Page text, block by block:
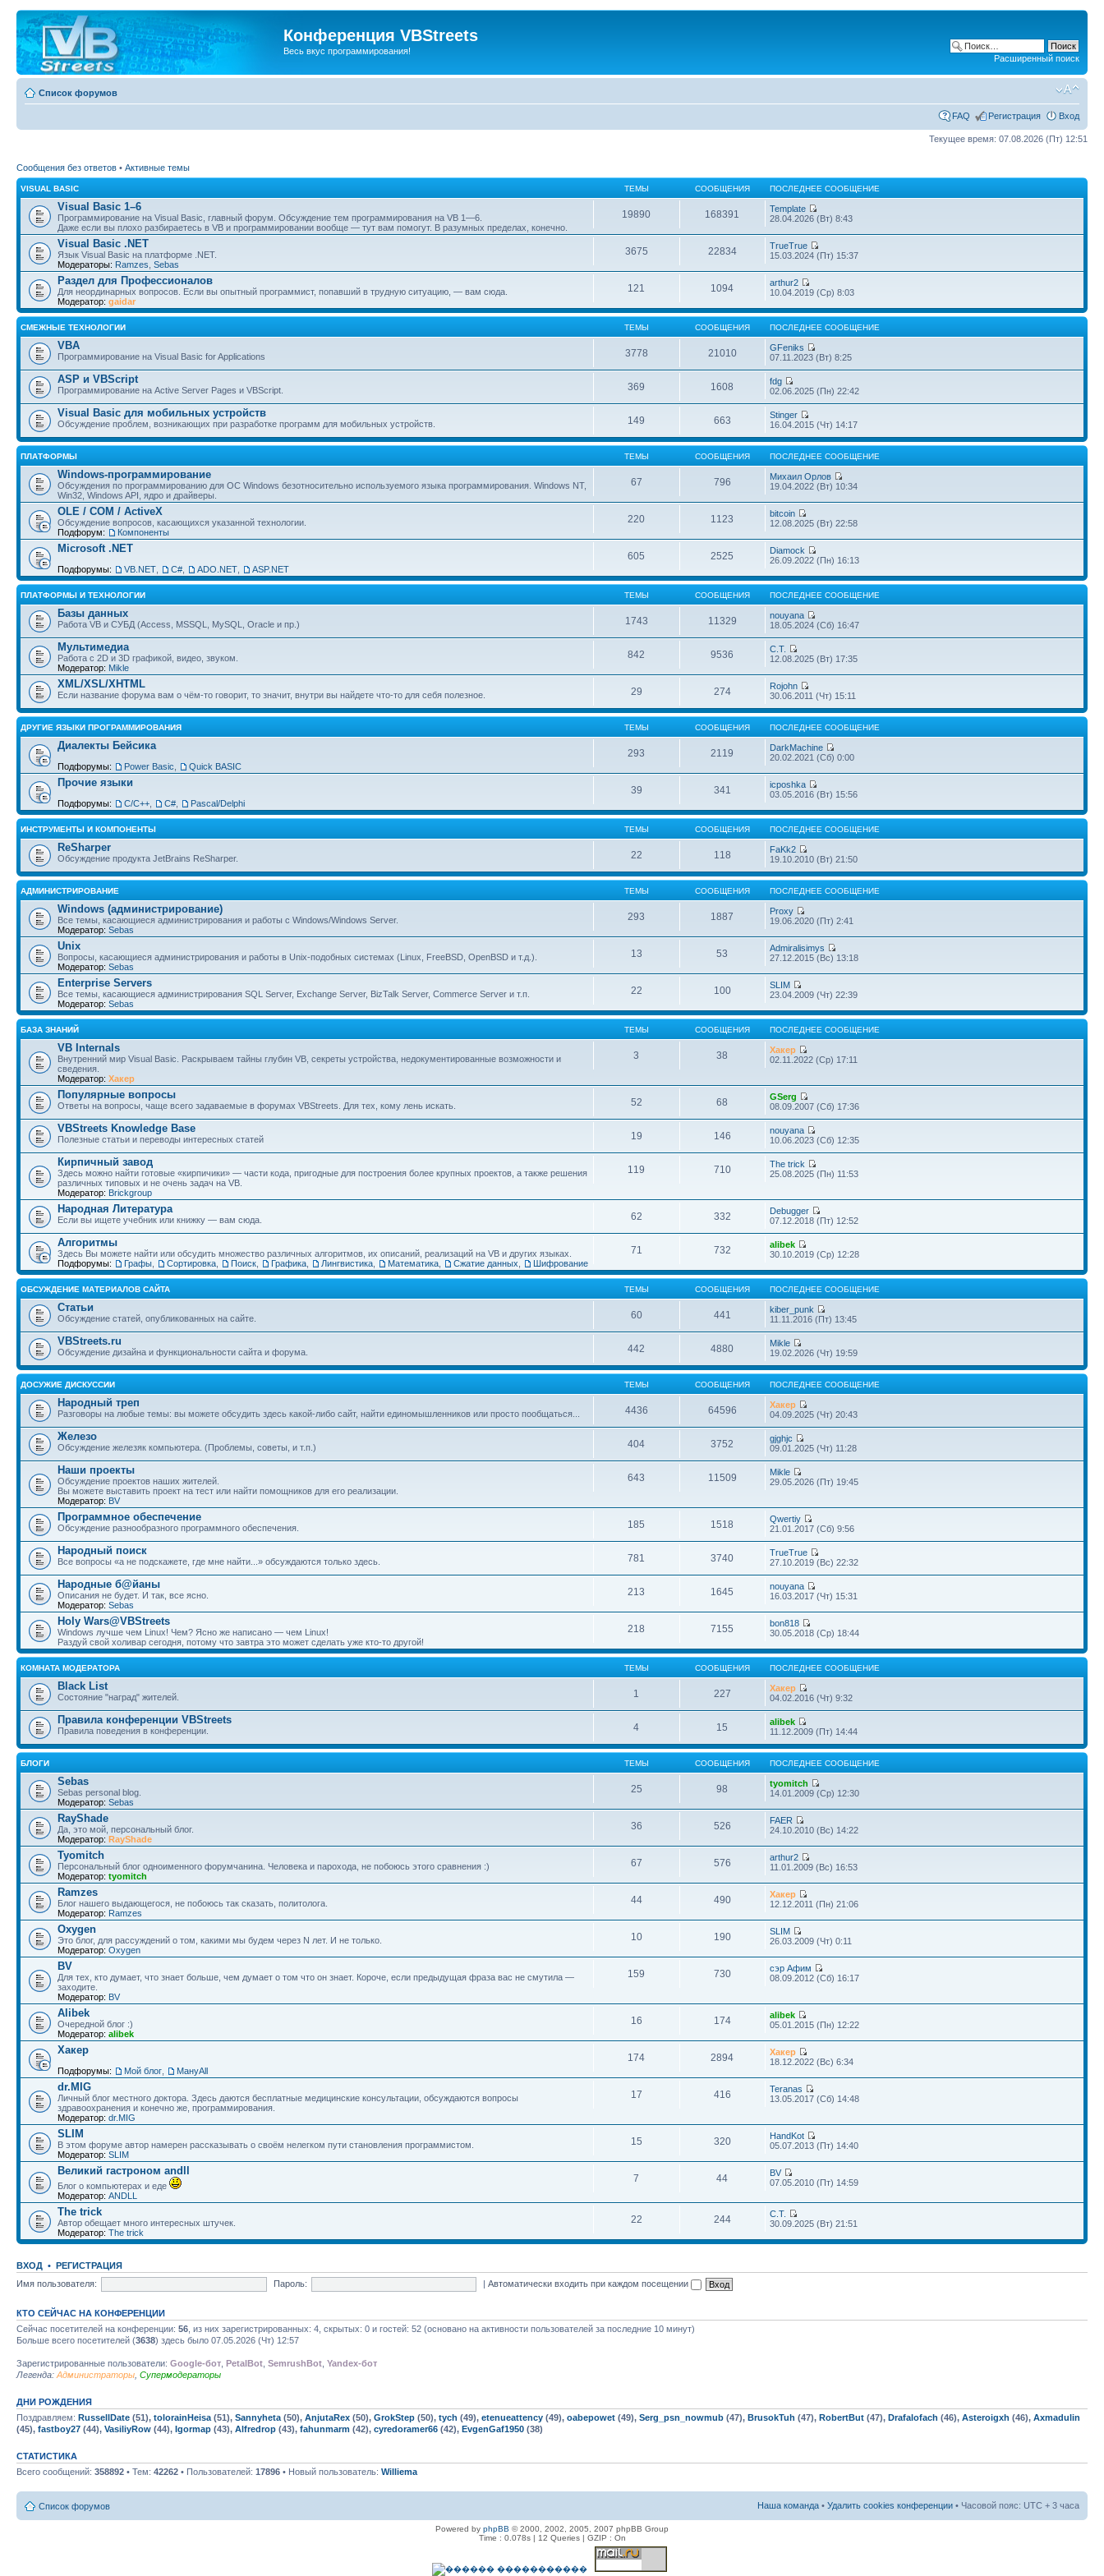
Конференция VBStreets
Весь вкус программирования!
Расширенный поиск
Список форумов
FAQ Регистрация Вход
Текущее время: 07.08.2026 (Пт) 12:51
Сообщения без ответов • Активные темы
VISUAL BASIC ТЕМЫ СООБЩЕНИЯ ПОСЛЕДНЕЕ СООБЩЕНИЕ
Visual Basic 1–6
Программирование на Visual Basic, главный форум. Обсуждение тем программирования на VB 1—6.
Даже если вы плохо разбираетесь в VB и программировании вообще — тут вам помогут. В разумных пределах, конечно.
19890 168391
Template
28.04.2026 (Вт) 8:43
Visual Basic .NET
Язык Visual Basic на платформе .NET.
Модераторы: Ramzes Sebas
3675 22834
TrueTrue
15.03.2024 (Пт) 15:37
Раздел для Профессионалов
Для неординарных вопросов. Если вы опытный программист, попавший в трудную ситуацию, — вам сюда.
Модератор: gaidar
121 1094
arthur2
10.04.2019 (Ср) 8:03
СМЕЖНЫЕ ТЕХНОЛОГИИ ТЕМЫ СООБЩЕНИЯ ПОСЛЕДНЕЕ СООБЩЕНИЕ
VBA
Программирование на Visual Basic for Applications 3778 21010
GFeniks
07.11.2023 (Вт) 8:25
ASP и VBScript
Программирование на Active Server Pages и VBScript. 369 1608
fdg
02.06.2025 (Пн) 22:42
Visual Basic для мобильных устройств
Обсуждение проблем, возникающих при разработке программ для мобильных устройств. 149 663
Stinger
16.04.2015 (Чт) 14:17
ПЛАТФОРМЫ ТЕМЫ СООБЩЕНИЯ ПОСЛЕДНЕЕ СООБЩЕНИЕ
Windows-программирование
Обсуждения по программированию для ОС Windows безотносительно используемого языка программирования. Windows NT,
Win32, Windows API, ядро и драйверы.
67 796
Михаил Орлов
19.04.2022 (Вт) 10:34
OLE / COM / ActiveX
Обсуждение вопросов, касающихся указанной технологии.
Подфорум:
Компоненты
220 1123
bitcoin
12.08.2025 (Вт) 22:58
Microsoft .NET
Подфорумы: VB.NET C# ADO.NET ASP.NET
605 2525
Diamock
26.09.2022 (Пн) 16:13
ПЛАТФОРМЫ И ТЕХНОЛОГИИ ТЕМЫ СООБЩЕНИЯ ПОСЛЕДНЕЕ СООБЩЕНИЕ
Базы данных
Работа VB и СУБД (Access, MSSQL, MySQL, Oracle и пр.) 1743 11329
nouyana
18.05.2024 (Сб) 16:47
Мультимедиа
Работа с 2D и 3D графикой, видео, звуком.
Модератор: Mikle
842 9536
С.Т.
12.08.2025 (Вт) 17:35
XML/XSL/XHTML
Если название форума вам о чём-то говорит, то значит, внутри вы найдете что-то для себя полезное. 29 274
Rojohn
30.06.2011 (Чт) 15:11
ДРУГИЕ ЯЗЫКИ ПРОГРАММИРОВАНИЯ ТЕМЫ СООБЩЕНИЯ ПОСЛЕДНЕЕ СООБЩЕНИЕ
Диалекты Бейсика
Подфорумы: Power Basic Quick BASIC
293 2119
DarkMachine
20.02.2021 (Сб) 0:00
Прочие языки
Подфорумы: С/С++ C# Pascal/Delphi
39 341
icposhka
03.05.2016 (Вт) 15:56
ИНСТРУМЕНТЫ И КОМПОНЕНТЫ ТЕМЫ СООБЩЕНИЯ ПОСЛЕДНЕЕ СООБЩЕНИЕ
ReSharper
Обсуждение продукта JetBrains ReSharper. 22 118
FaKk2
19.10.2010 (Вт) 21:50
АДМИНИСТРИРОВАНИЕ ТЕМЫ СООБЩЕНИЯ ПОСЛЕДНЕЕ СООБЩЕНИЕ
Windows (администрирование)
Все темы, касающиеся администрирования и работы с Windows/Windows Server.
Модератор: Sebas
293 1887
Proxy
19.06.2020 (Пт) 2:41
Unix
Вопросы, касающиеся администрирования и работы в Unix-подобных системах (Linux, FreeBSD, OpenBSD и т.д.).
Модератор: Sebas
13 53
Admiralisimys
27.12.2015 (Вс) 13:18
Enterprise Servers
Все темы, касающиеся администрирования SQL Server, Exchange Server, BizTalk Server, Commerce Server и т.п.
Модератор: Sebas
22 100
SLIM
23.04.2009 (Чт) 22:39
БАЗА ЗНАНИЙ ТЕМЫ СООБЩЕНИЯ ПОСЛЕДНЕЕ СООБЩЕНИЕ
VB Internals
Внутренний мир Visual Basic. Раскрываем тайны глубин VB, секреты устройства, недокументированные возможности и
сведения.
Модератор: Хакер
3 38
Хакер
02.11.2022 (Ср) 17:11
Популярные вопросы
Ответы на вопросы, чаще всего задаваемые в форумах VBStreets. Для тех, кому лень искать. 52 68
GSerg
08.09.2007 (Сб) 17:36
VBStreets Knowledge Base
Полезные статьи и переводы интересных статей 19 146
nouyana
10.06.2023 (Сб) 12:35
Кирпичный завод
Здесь можно найти готовые «кирпичики» — части кода, пригодные для построения более крупных проектов, а также решения
различных типовых и не очень задач на VB.
Модератор: Brickgroup
119 710
The trick
25.08.2025 (Пн) 11:53
Народная Литература
Если вы ищете учебник или книжку — вам сюда. 62 332
Debugger
07.12.2018 (Пт) 12:52
Алгоритмы
Здесь Вы можете найти или обсудить множество различных алгоритмов, их описаний, реализаций на VB и других языках.
Подфорумы:
Графы Сортировка Поиск Графика Лингвистика Математика Сжатие данных Шифрование
71 732
alibek
30.10.2019 (Ср) 12:28
ОБСУЖДЕНИЕ МАТЕРИАЛОВ САЙТА ТЕМЫ СООБЩЕНИЯ ПОСЛЕДНЕЕ СООБЩЕНИЕ
Статьи
Обсуждение статей, опубликованных на сайте. 60 441
kiber_punk
11.11.2016 (Пт) 13:45
VBStreets.ru
Обсуждение дизайна и функциональности сайта и форума. 442 4880
Mikle
19.02.2026 (Чт) 19:59
ДОСУЖИЕ ДИСКУССИИ ТЕМЫ СООБЩЕНИЯ ПОСЛЕДНЕЕ СООБЩЕНИЕ
Народный треп
Разговоры на любые темы: вы можете обсудить здесь какой-либо сайт, найти единомышленников или просто пообщаться... 4436 64596
Хакер
04.09.2025 (Чт) 20:43
Железо
Обсуждение железяк компьютера. (Проблемы, советы, и т.п.) 404 3752
gjghjc
09.01.2025 (Чт) 11:28
Наши проекты
Обсуждение проектов наших жителей.
Вы можете выставить проект на тест или найти помощников для его реализации.
Модератор: BV
643 11509
Mikle
29.05.2026 (Пт) 19:45
Программное обеспечение
Обсуждение разнообразного программного обеспечения. 185 1518
Qwertiy
21.01.2017 (Сб) 9:56
Народный поиск
Все вопросы «а не подскажете, где мне найти...» обсуждаются только здесь. 781 3740
TrueTrue
27.10.2019 (Вс) 22:32
Народные б@йаны
Описания не будет. И так, все ясно.
Модератор: Sebas
213 1645
nouyana
16.03.2017 (Чт) 15:31
Holy Wars@VBStreets
Windows лучше чем Linux! Чем? Ясно же написано — чем Linux!
Раздуй свой холивар сегодня, потому что завтра это может сделать уже кто-то другой!
218 7155
bon818
30.05.2018 (Ср) 18:44
КОМНАТА МОДЕРАТОРА ТЕМЫ СООБЩЕНИЯ ПОСЛЕДНЕЕ СООБЩЕНИЕ
Black List
Состояние "наград" жителей. 1 227
Хакер
04.02.2016 (Чт) 9:32
Правила конференции VBStreets
Правила поведения в конференции. 4 15
alibek
11.12.2009 (Пт) 14:44
БЛОГИ ТЕМЫ СООБЩЕНИЯ ПОСЛЕДНЕЕ СООБЩЕНИЕ
Sebas
Sebas personal blog.
Модератор: Sebas
25 98
tyomitch
14.01.2009 (Ср) 12:30
RayShade
Да, это мой, персональный блог.
Модератор: RayShade
36 526
FAER
24.10.2010 (Вс) 14:22
Tyomitch
Персональный блог одноименного форумчанина. Человека и парохода, не побоюсь этого сравнения :)
Модератор: tyomitch
67 576
arthur2
11.01.2009 (Вс) 16:53
Ramzes
Блог нашего выдающегося, не побоюсь так сказать, политолога.
Модератор: Ramzes
44 490
Хакер
12.12.2011 (Пн) 21:06
Oxygen
Это блог, для рассуждений о том, какими мы будем через N лет. И не только.
Модератор: Oxygen
10 190
SLIM
26.03.2009 (Чт) 0:11
BV
Для тех, кто думает, что знает больше, чем думает о том что он знает. Короче, если предыдущая фраза вас не смутила —
заходите.
Модератор: BV
159 730
сэр Афим
08.09.2012 (Сб) 16:17
Alibek
Очередной блог :)
Модератор: alibek
16 174
alibek
05.01.2015 (Пн) 12:22
Хакер
Подфорумы: Мой блог МануAll
174 2894
Хакер
18.12.2022 (Вс) 6:34
dr.MIG
Личный блог местного доктора. Здесь даются бесплатные медицинские консультации, обсуждаются вопросы
здравоохранения и конечно же, программирования.
Модератор: dr.MIG
17 416
Teranas
13.05.2017 (Сб) 14:48
SLIM
В этом форуме автор намерен рассказывать о своём нелегком пути становления программистом.
Модератор: SLIM
15 320
HandKot
05.07.2013 (Пт) 14:40
Великий гастроном andll
Блог о компьютерах и еде
Модератор: ANDLL
7 44
BV
07.05.2010 (Пт) 14:59
The trick
Автор обещает много интересных штучек.
Модератор: The trick
22 244
С.Т.
30.09.2025 (Вт) 21:51
ВХОД • РЕГИСТРАЦИЯ
Имя пользователя:
Пароль: |Автоматически входить при каждом посещении
КТО СЕЙЧАС НА КОНФЕРЕНЦИИ
Сейчас посетителей на конференции: 56 , из них зарегистрированных: 4, скрытых: 0 и гостей: 52 (основано на активности пользователей за последние 10 минут)
Больше всего посетителей (3638) здесь было 07.05.2026 (Чт) 12:57
Зарегистрированные пользователи: Google-бот PetalBot SemrushBot Yandex-бот
Легенда: Администраторы Супермодераторы
ДНИ РОЖДЕНИЯ
Поздравляем: RussellDate (51), tolorainHeisa (51), Sannyheta (50), AnjutaRex (50), GrokStep (50), tych (49), etenueattency (49), oabepowet (49), Serg_psn_nowmub (47), BrusokTuh (47), RobertBut (47), Drafalofach (46), Asteroigxh (46), Axmadulin
(45), fastboy27 (44), VasiliyRow (44), Igormap (43), Alfredrop (43), fahunmarm (42), cyredoramer66 (42), EvgenGaf1950 (38)
СТАТИСТИКА
Всего сообщений: 358892 • Тем: 42262 • Пользователей: 17896 • Новый пользователь: Williema
Список форумов Наша команда • Удалить cookies конференции • Часовой пояс: UTC + 3 часа
Powered by phpBB © 2000, 2002, 2005, 2007 phpBB Group
Time : 0.078s | 12 Queries | GZIP : On